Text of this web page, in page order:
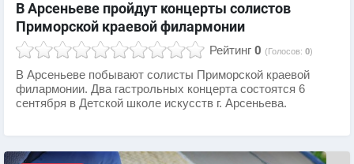
В Арсеньеве пройдут концерты солистов
Приморской краевой филармонии
Рейтинг 0 (Голосов: 0)
В Арсеньеве побывают солисты Приморской краевой
филармонии. Два гастрольных концерта состоятся 6
сентября в Детской школе искусств г. Арсеньева.